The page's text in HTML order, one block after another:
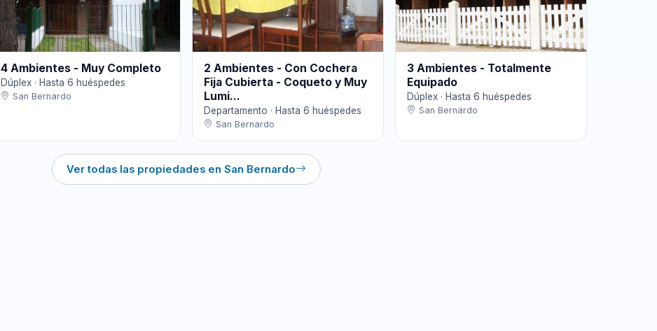
4 Ambientes - Muy Completo
Dúplex · Hasta 6 huéspedes
San Bernardo
2 Ambientes - Con Cochera
Fija Cubierta - Coqueto y Muy
Lumi...
Departamento · Hasta 6 huéspedes
San Bernardo
3 Ambientes - Totalmente
Equipado
Dúplex · Hasta 6 huéspedes
San Bernardo
Ver todas las propiedades en San Bernardo